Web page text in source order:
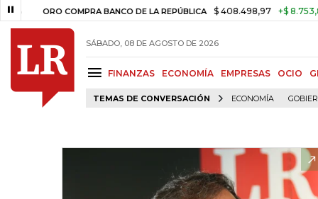
ORO COMPRA BANCO DE LA REPÚBLICA $ 408.498,97 +$ 8.753,81
SÁBADO, 08 DE AGOSTO DE 2026
FINANZAS ECONOMÍA EMPRESAS OCIO
TEMAS DE CONVERSACIÓN ECONOMÍA